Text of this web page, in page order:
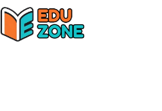
Skip
to
content